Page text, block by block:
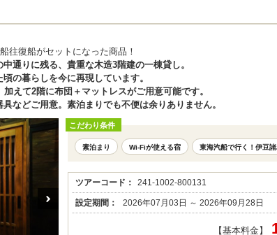
往復船がセットになった商品！
通りに残る、貴重な木造3階建の一棟貸し。
の暮らしを今に再現しています。
えて2階に布団＋マットレスがご用意可能です。
などご用意。素泊まりでも不便は余りありません。
こだわり条件
素泊まり Wi-Fiが使える宿 東海汽船で行く！伊豆
ツアーコード： 241-1002-800131
設定期間： 2026年07月03日 ～ 2026年09月28日
【基本料金】